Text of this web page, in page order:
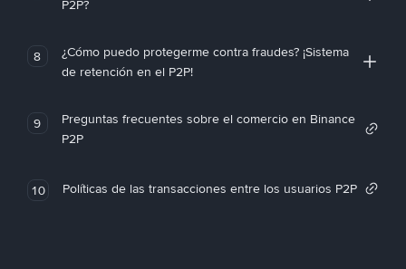
P2P?
8
¿Cómo puedo protegerme contra fraudes? ¡Sistema
de retención en el P2P!
9
Preguntas frecuentes sobre el comercio en Binance
P2P
10 Políticas de las transacciones entre los usuarios P2P